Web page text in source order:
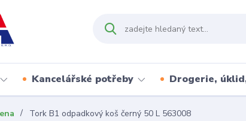
Kancelářské potřeby Drogerie,
Tork B1 odpadkový koš černý 50 L 563008